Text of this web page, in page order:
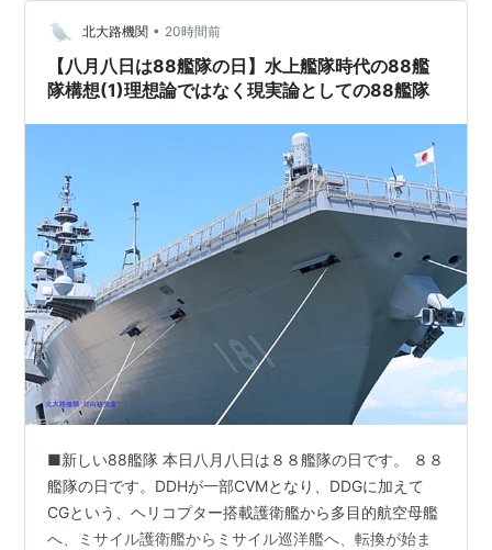
乙訓郡
久世郡
笠置町
精華町
南山城村
和束町
綴喜郡
井手町
宇治田原町
船井郡
京丹波町
与謝郡
伊根町
与謝野町
北大路機関 • 20時間前
【八月八日は88艦隊の日】水上艦隊時代の88艦
隊構想(1)理想論ではなく現実論としての88艦隊
■新しい88艦隊 本日八月八日は８８艦隊の日です。 ８８
艦隊の日です。DDHが一部CVMとなり、DDGに加えて
CGという、ヘリコプター搭載護衛艦から多目的航空母艦
へ、ミサイル護衛艦からミサイル巡洋艦へ、転換が始ま